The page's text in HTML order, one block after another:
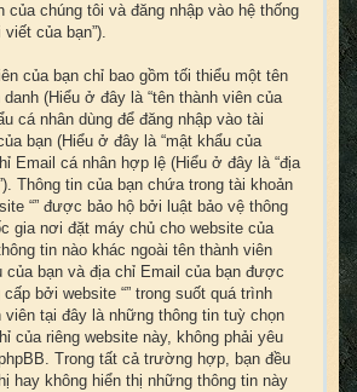
của chúng tôi và đăng nhập vào hệ thống
của bạn”).
của bạn chỉ bao gồm tối thiểu một tên
(Hiểu ở đây là “tên thành viên của
cá nhân dùng để đăng nhập vào tài
bạn (Hiểu ở đây là “mật khẩu của
Email cá nhân hợp lệ (Hiểu ở đây là “địa
Thông tin của bạn chứa trong tài khoản
“” được bảo hộ bởi luật bảo vệ thông
gia nơi đặt máy chủ cho website của
tin nào khác ngoài tên thành viên
của bạn và địa chỉ Email của bạn được
bởi website “” trong suốt quá trình
viên tại đây là những thông tin tuỳ chọn
của riêng website này, không phải yêu
Trong tất cả trường hợp, bạn đều
hay không hiển thị những thông tin này